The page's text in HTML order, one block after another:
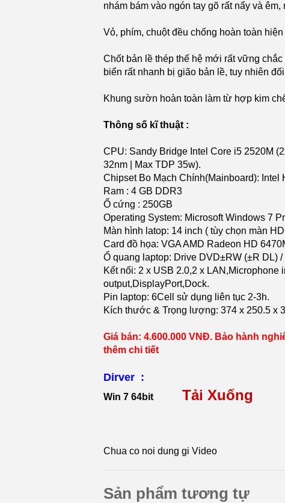
nhám bám vào ngón tay gõ rất nẩy và
Vỏ, phím, chuột đều chống hoàn toàn
Chốt bản lề thép thế hệ mới rất vững
biển rất nhanh bị gião bản lề, tuy nhiên
Khung sườn hoàn toàn làm từ hợp kim
Thông số kĩ thuật :
CPU: Sandy Bridge Intel Core i5 2520M
32nm | Max TDP 35w).
Chipset Bo Mạch Chính(Mainboard): Intel
Ram : 4 GB DDR3
Ổ cứng : 250GB
Operating System: Microsoft Windows 7
Màn hình latop: 14 inch ( tùy chọn màn
Card đồ họa: VGA AMD Radeon HD
Ổ quang laptop: Drive DVD±RW (±R DL)
Kết nối: 2 x USB 2.0,2 x
output,DisplayPort,Dock.
Pin laptop: 6Cell sử dụng liên tục 2-3h.
Kích thước & Trọng lượng: 374 x 250.5 x
Giá bán: 4.600.000 VNĐ. Bảo hành
thêm chi tiết
Dirver :
Win 7 64bit Tải Xuống
Chua co noi dung gi Video
Sản phẩm tương tự